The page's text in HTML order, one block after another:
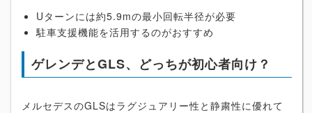
Uターンには約5.9mの最小回転半径が必要
駐車支援機能を活用するのがおすすめ
ゲレンデとGLS、どっちが初心者向け？
メルセデスのGLSはラグジュアリー性と静粛性に優れて